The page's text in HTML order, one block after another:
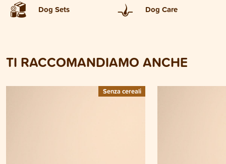
Dog Sets Dog Care
TI RACCOMANDIAMO ANCHE
Senza cereali